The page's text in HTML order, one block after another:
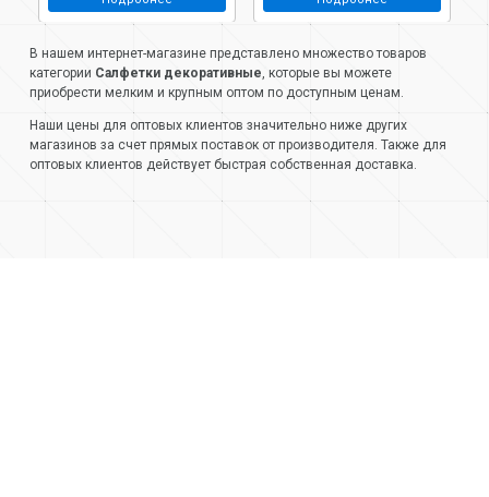
В нашем интернет-магазине представлено множество товаров
категории Салфетки декоративные, которые вы можете
приобрести мелким и крупным оптом по доступным ценам.
Наши цены для оптовых клиентов значительно ниже других
магазинов за счет прямых поставок от производителя. Также для
оптовых клиентов действует быстрая собственная доставка.